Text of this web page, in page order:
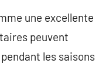
une excellente
peuvent
les saisons